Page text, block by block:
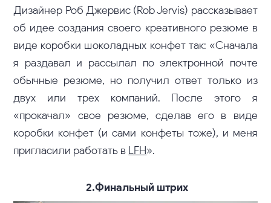
Дизайнер Роб Джервис (Rob Jervis) рассказывает
об идее создания своего креативного резюме в
виде коробки шоколадных конфет так: «Сначала
я раздавал и рассылал по электронной почте
обычные резюме, но получил ответ только из
двух или трех компаний. После этого я
«прокачал» свое резюме, сделав его в виде
коробки конфет (и сами конфеты тоже), и меня
пригласили работать в LFH».
2.Финальный штрих